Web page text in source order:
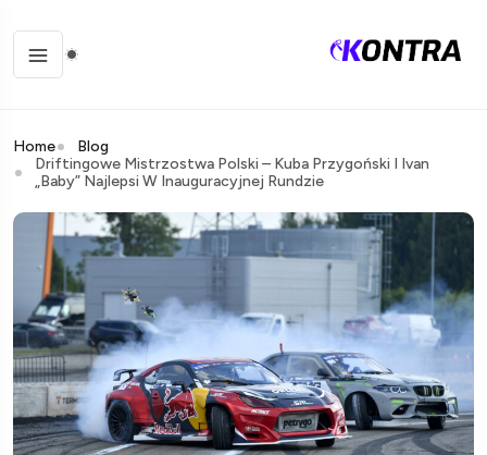
Home
Blog
Driftingowe Mistrzostwa Polski – Kuba Przygoński I Ivan
„Baby” Najlepsi W Inauguracyjnej Rundzie